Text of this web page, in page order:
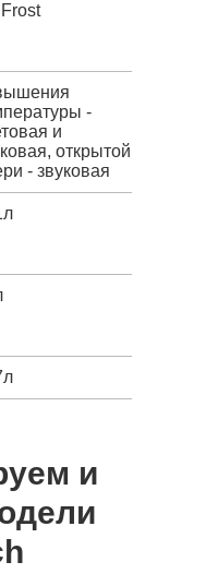
-
и
открытой
- звуковая
и